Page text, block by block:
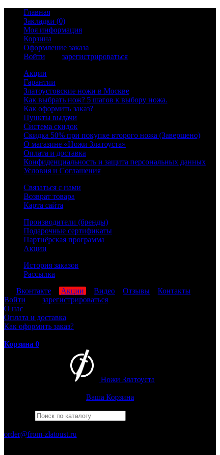
Главная
Закладки (0)
Моя информация
Корзина
Оформление заказа
Войти
зарегистрироваться
Акции
Гарантии
Златоустовские ножи в Москве
Как выбрать нож? 5 шагов к выбору ножа.
Как оформить заказ?
Пункты выдачи
Система скидок
Скидка 50% при покупке второго ножа (Завершено)
О магазине «Ножи Златоуста»
Оплата и доставка
Конфиденциальность и защита персональных данных
Условия и Соглашения
Связаться с нами
Возврат товара
Карта сайта
Производители (бренды)
Подарочные сертификаты
Партнёрская программа
Акции
История заказов
Рассылка
Вконтакте Акции Видео Отзывы
Контакты
Войти
зарегистрироваться
О нас
Оплата и доставка
Как оформить заказ?
Корзина 0
Ножи Златоуста
Ваша Корзина
order@from-zlatoust.ru